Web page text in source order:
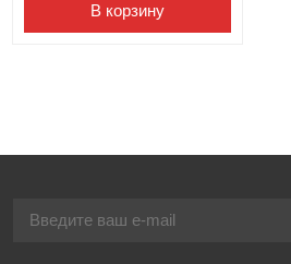
В корзину